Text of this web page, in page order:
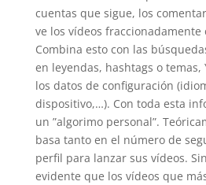
cuentas que sigue, los
ve los vídeos
Combina esto con las
en leyendas, hashtags o
los datos de configuración
dispositivo,…). Con toda esta
un ”algorimo personal”.
basa tanto en el número de
perfil para lanzar sus vídeos.
evidente que los vídeos que